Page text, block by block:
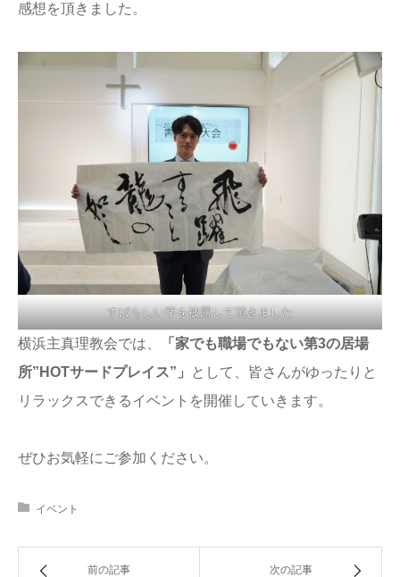
感想を頂きました。
すばらしい字を披露して頂きました
横浜主真理教会では、
「家でも職場でもない第3の居場
所”HOTサードプレイス”」
として、皆さんがゆったりと
リラックスできるイベントを開催していきます。
ぜひお気軽にご参加ください。
イベント
前の記事 次の記事